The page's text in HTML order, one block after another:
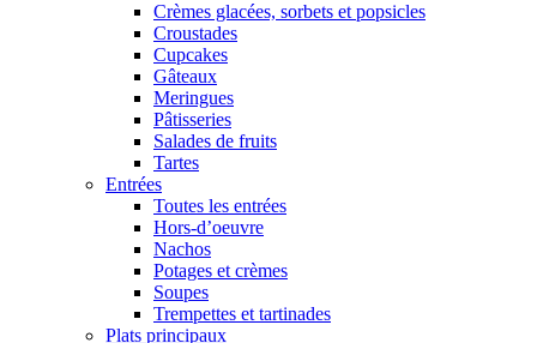
Crèmes glacées, sorbets et popsicles
Croustades
Cupcakes
Gâteaux
Meringues
Pâtisseries
Salades de fruits
Tartes
Entrées
Toutes les entrées
Hors-d’oeuvre
Nachos
Potages et crèmes
Soupes
Trempettes et tartinades
Plats principaux